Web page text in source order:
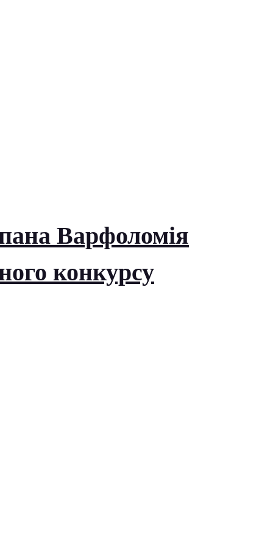
Варфоломія
конкурсу